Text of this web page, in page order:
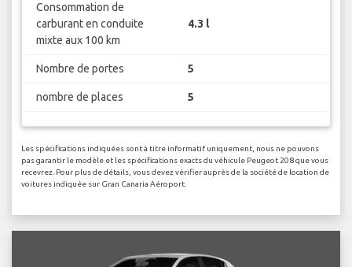
Consommation de
carburant en conduite
mixte aux 100 km
4.3 l
Nombre de portes 5
nombre de places 5
Les spécifications indiquées sont à titre informatif uniquement, nous ne pouvons
pas garantir le modèle et les spécifications exacts du véhicule Peugeot 208 que vous
recevrez. Pour plus de détails, vous devez vérifier auprès de la société de location de
voitures indiquée sur Gran Canaria Aéroport.